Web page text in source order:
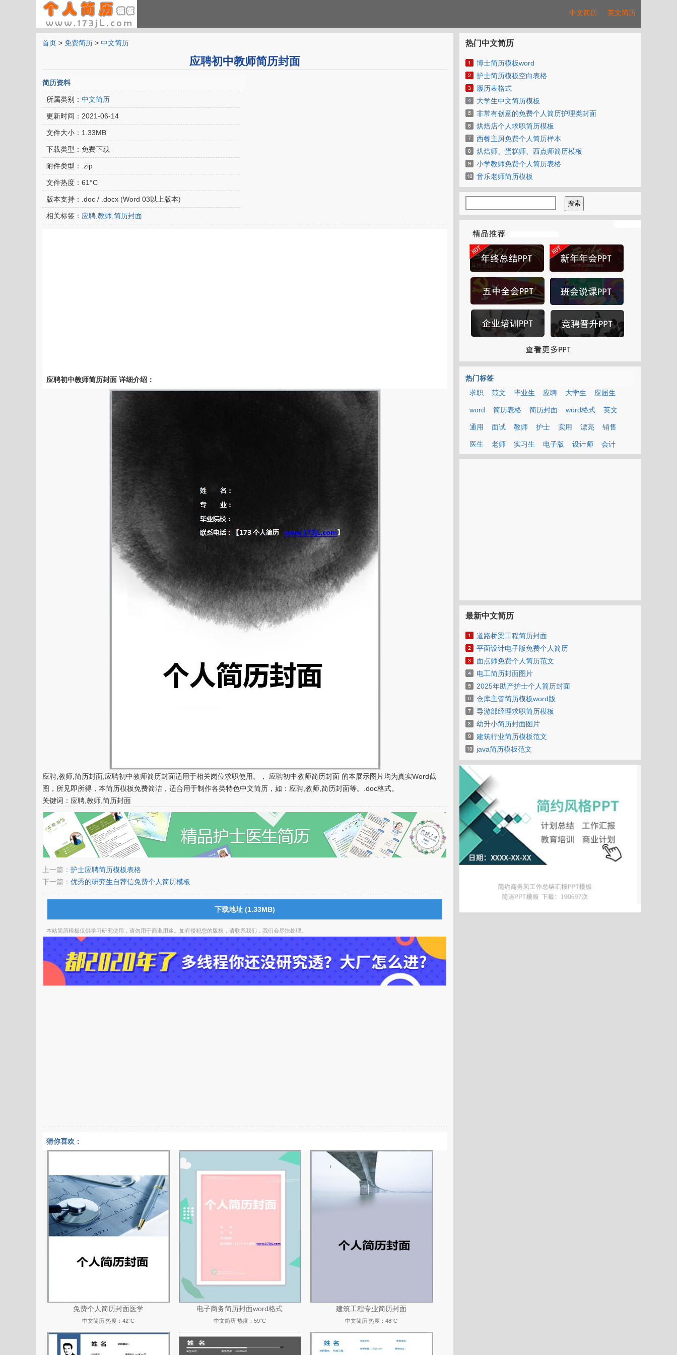
中文简历 英文简历
首页 > 免费简历 > 中文简历
应聘初中教师简历封面
简历资料
所属类别： 中文简历
更新时间： 2021-06-14
文件大小： 1.33MB
下载类型： 免费下载
附件类型： .zip
文件热度： 61°C
版本支持： .doc / .docx (Word 03以上版本)
相关标签： 应聘 教师 简历封面
应聘初中教师简历封面 详细介绍：
应聘,教师,简历封面,应聘初中教师简历封面适用于相关岗位求职使用。， 应聘初中教师简历封面 的本展示图片均为真实Word截
图，所见即所得，本简历模板免费简洁，适合用于制作各类特色中文简历，如：应聘,教师,简历封面等。.doc格式。
关键词：应聘,教师,简历封面
上一篇： 护士应聘简历模板表格
下一篇： 优秀的研究生自荐信免费个人简历模板
下载地址 (1.33MB)
本站简历模板仅供学习研究使用，请勿用于商业用途。如有侵犯您的版权，请联系我们，我们会尽快处理。
猜你喜欢：
免费个人简历封面医学
中文简历热度：42°C
电子商务简历封面word格式
中文简历热度：59°C
建筑工程专业简历封面
中文简历热度：48°C
热门中文简历
博士简历模板word
护士简历模板空白表格
履历表格式
大学生中文简历模板
非常有创意的免费个人简历护理类封面
烘焙店个人求职简历模板
西餐主厨免费个人简历样本
烘焙师、蛋糕师、西点师简历模板
小学教师免费个人简历表格
音乐老师简历模板
热门标签
求职
范文 毕业生 应聘 大学生 应届生
word 简历表格 简历封面 word格式 英文
通用 面试 教师 护士 实用 漂亮 销售
医生 老师 实习生 电子版 设计师 会计
最新中文简历
道路桥梁工程简历封面
平面设计电子版免费个人简历
面点师免费个人简历范文
电工简历封面图片
2025年助产护士个人简历封面
仓库主管简历模板word版
导游部经理求职简历模板
幼升小简历封面图片
建筑行业简历模板范文
java简历模板范文